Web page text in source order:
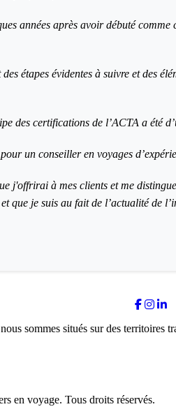
années après avoir débuté
étapes évidentes à suivre et des
des certifications de l’ACTA a été
un conseiller en voyages
j'offrirai à mes clients et me
que je suis au fait de l’actualité de
sommes situés sur des territoires
en voyage. Tous droits réservés.